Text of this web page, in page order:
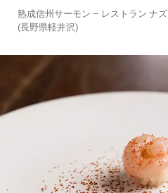
熟成信州サーモン – レストラン ナズ
(長野県軽井沢)